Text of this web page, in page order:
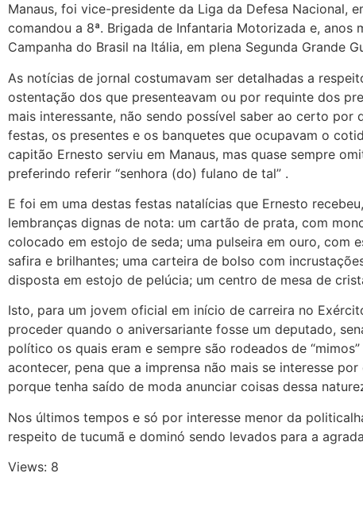
Manaus, foi vice-presidente da Liga da Defesa Nacional,
comandou a 8ª. Brigada de Infantaria Motorizada e, anos
Campanha do Brasil na Itália, em plena Segunda Grande
As notícias de jornal costumavam ser detalhadas a
ostentação dos que presenteavam ou por requinte dos
mais interessante, não sendo possível saber ao certo por
festas, os presentes e os banquetes que ocupavam o
capitão Ernesto serviu em Manaus, mas quase sempre
preferindo referir “senhora (do) fulano de tal” .
E foi em uma destas festas natalícias que Ernesto
lembranças dignas de nota: um cartão de prata, com
colocado em estojo de seda; uma pulseira em ouro, com
safira e brilhantes; uma carteira de bolso com
disposta em estojo de pelúcia; um centro de mesa de
Isto, para um jovem oficial em início de carreira no
proceder quando o aniversariante fosse um deputado,
político os quais eram e sempre são rodeados de
acontecer, pena que a imprensa não mais se interesse
porque tenha saído de moda anunciar coisas dessa
Nos últimos tempos e só por interesse menor da
respeito de tucumã e dominó sendo levados para a
Views: 8